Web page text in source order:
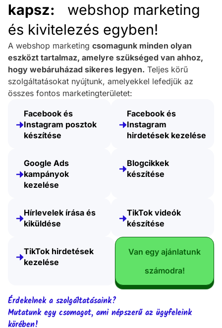
kapsz: webshop marketing
és kivitelezés egyben!
A webshop marketing csomagunk minden olyan
eszközt tartalmaz, amelyre szükséged van ahhoz,
hogy webáruházad sikeres legyen. Teljes körű
szolgáltatásokat nyújtunk, amelyekkel lefedjük az
összes fontos marketingterületet:
Facebook és
Instagram posztok
készítése
Facebook és
Instagram
hirdetések kezelése
Google Ads
kampányok
kezelése
Blogcikkek
készítése
Hírlevelek írása és
kiküldése
TikTok videók
készítése
TikTok hirdetések
kezelése
Van egy ajánlatunk
számodra!
Érdekelnek a szolgáltatásaink?
Mutatunk egy csomagot, ami népszerű az ügyfeleink
körében!